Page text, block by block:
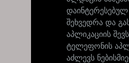
შეხვედრა და
აპლიკაციის
ტელეფონის
აძლევს